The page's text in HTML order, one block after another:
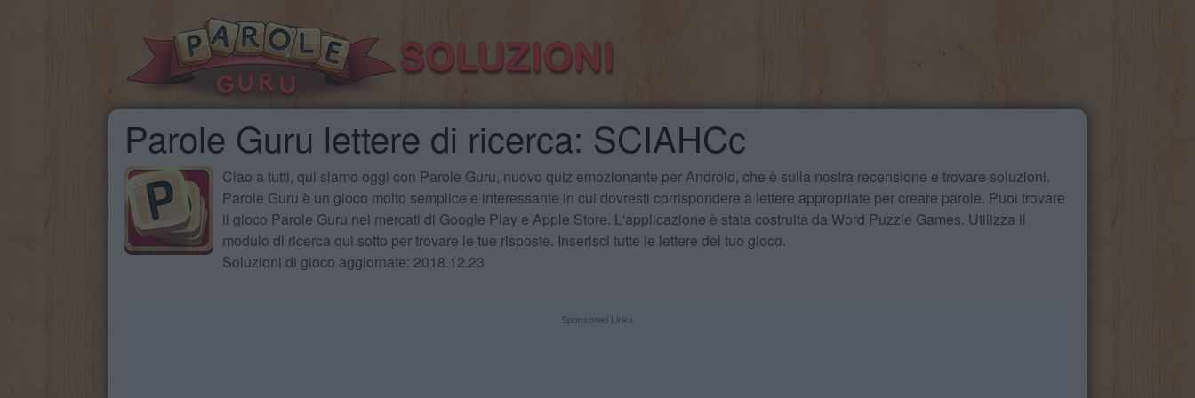
Parole Guru lettere di ricerca: SCIAHCc
Ciao a tutti, qui siamo oggi con Parole Guru, nuovo quiz emozionante per Android, che è sulla nostra recensione e trovare soluzioni.
Parole Guru è un gioco molto semplice e interessante in cui dovresti corrispondere a lettere appropriate per creare parole. Puoi trovare
il gioco Parole Guru nei mercati di Google Play e Apple Store. L'applicazione è stata costruita da Word Puzzle Games. Utilizza il
modulo di ricerca qui sotto per trovare le tue risposte. Inserisci tutte le lettere del tuo gioco.
Soluzioni di gioco aggiornate: 2018.12.23
Sponsored Links